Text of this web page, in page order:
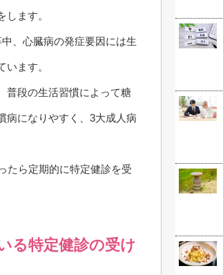
します。
、心臓病の発症要因には生
ます。
普段の生活習慣によって糖
病になりやすく、3大成人病
たら定期的に特定健診を受
る特定健診の受け